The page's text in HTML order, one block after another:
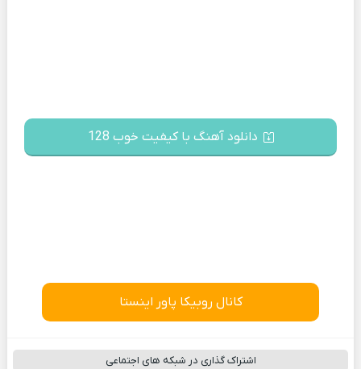
دانلود آهنگ با کیفیت خوب 128
کانال روبیکا پاور اینستا
اشتراک گذاری در شبکه های اجتماعی